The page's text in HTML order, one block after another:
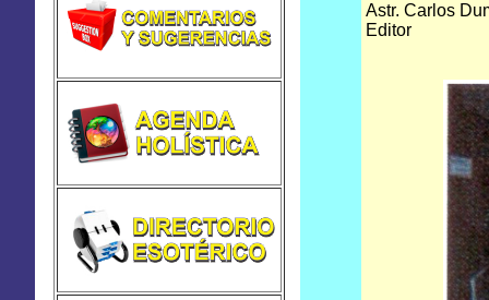
Astr. Carlos
Editor